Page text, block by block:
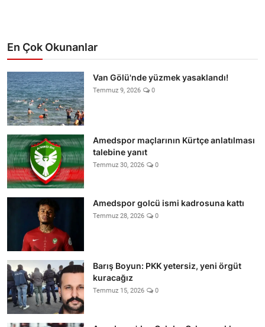
En Çok Okunanlar
Van Gölü'nde yüzmek yasaklandı!
Temmuz 9, 2026 0
Amedspor maçlarının Kürtçe anlatılması
talebine yanıt
Temmuz 30, 2026 0
Amedspor golcü ismi kadrosuna kattı
Temmuz 28, 2026 0
Barış Boyun: PKK yetersiz, yeni örgüt
kuracağız
Temmuz 15, 2026 0